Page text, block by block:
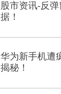
股市资讯-反
据！
华为新手机遭
揭秘！